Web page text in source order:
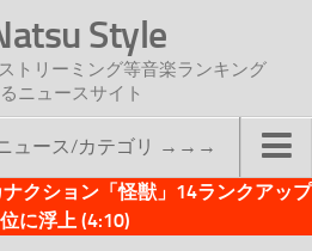
Style
トリーミング等音楽ランキング
ニュースサイト
ュース/カテゴリ →→→
ナクション「怪獣」14ランクアップ
に浮上 (4:10)